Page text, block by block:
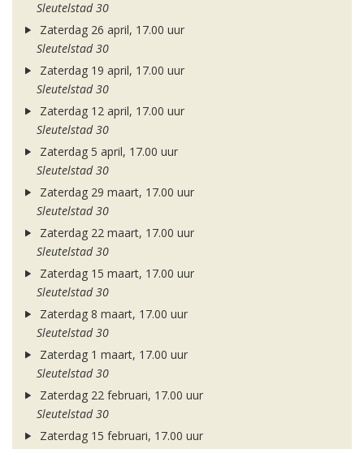
Sleutelstad 30
Zaterdag 26 april, 17.00 uur
Sleutelstad 30
Zaterdag 19 april, 17.00 uur
Sleutelstad 30
Zaterdag 12 april, 17.00 uur
Sleutelstad 30
Zaterdag 5 april, 17.00 uur
Sleutelstad 30
Zaterdag 29 maart, 17.00 uur
Sleutelstad 30
Zaterdag 22 maart, 17.00 uur
Sleutelstad 30
Zaterdag 15 maart, 17.00 uur
Sleutelstad 30
Zaterdag 8 maart, 17.00 uur
Sleutelstad 30
Zaterdag 1 maart, 17.00 uur
Sleutelstad 30
Zaterdag 22 februari, 17.00 uur
Sleutelstad 30
Zaterdag 15 februari, 17.00 uur